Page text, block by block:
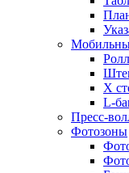
Х
L-
Пресс-
Фотозоны